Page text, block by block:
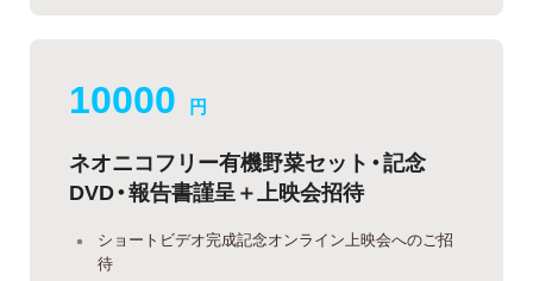
10000 円
ネオニコフリー有機野菜セット・記念
DVD・報告書謹呈＋上映会招待
ショートビデオ完成記念オンライン上映会へのご招
待